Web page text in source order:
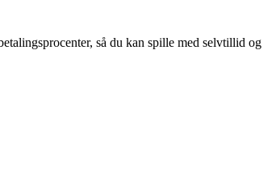
så du kan spille med selvtillid og